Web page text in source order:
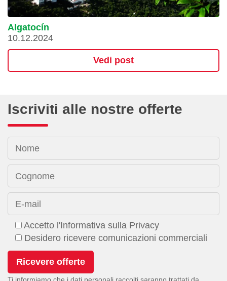
Algatocín
10.12.2024
Vedi post
Iscriviti alle nostre offerte
Nome
Cognome
E-mail
Accetto l'Informativa sulla Privacy
Desidero ricevere comunicazioni commerciali